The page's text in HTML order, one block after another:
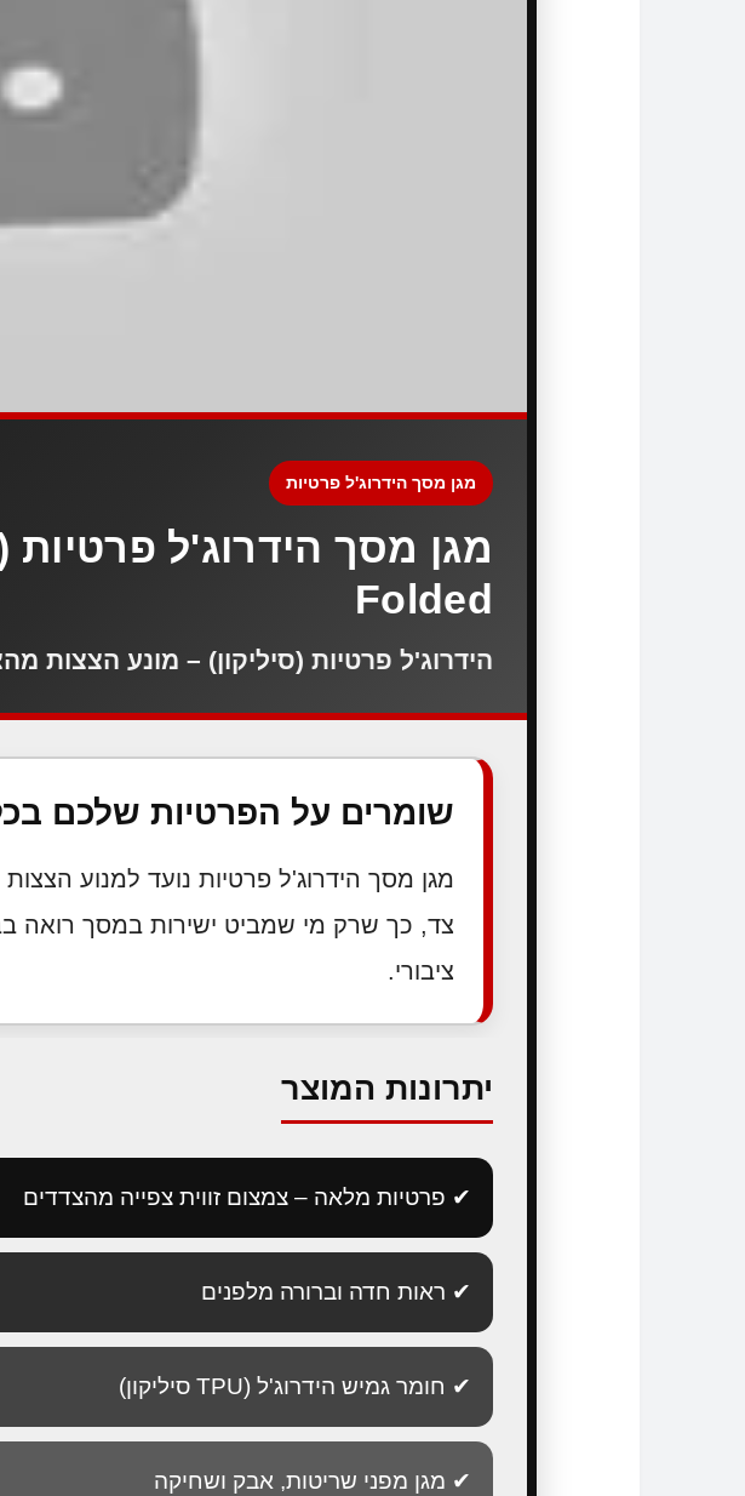
מגן מסך הידרוג'ל פרטיות
Folded
הידרוג'ל פרטיות (סיליקון) – מונע הצצות
שומרים על הפרטיות שלכם
צד, כך שרק מי שמביט ישירות במסך רואה
ציבורי.
יתרונות המוצר
✔ פרטיות מלאה – צמצום זווית צפייה מהצדדים
✔ ראות חדה וברורה מלפנים
✔ חומר גמיש הידרוג'ל (TPU סיליקון)
✔ מגן מפני שריטות, אבק ושחיקה